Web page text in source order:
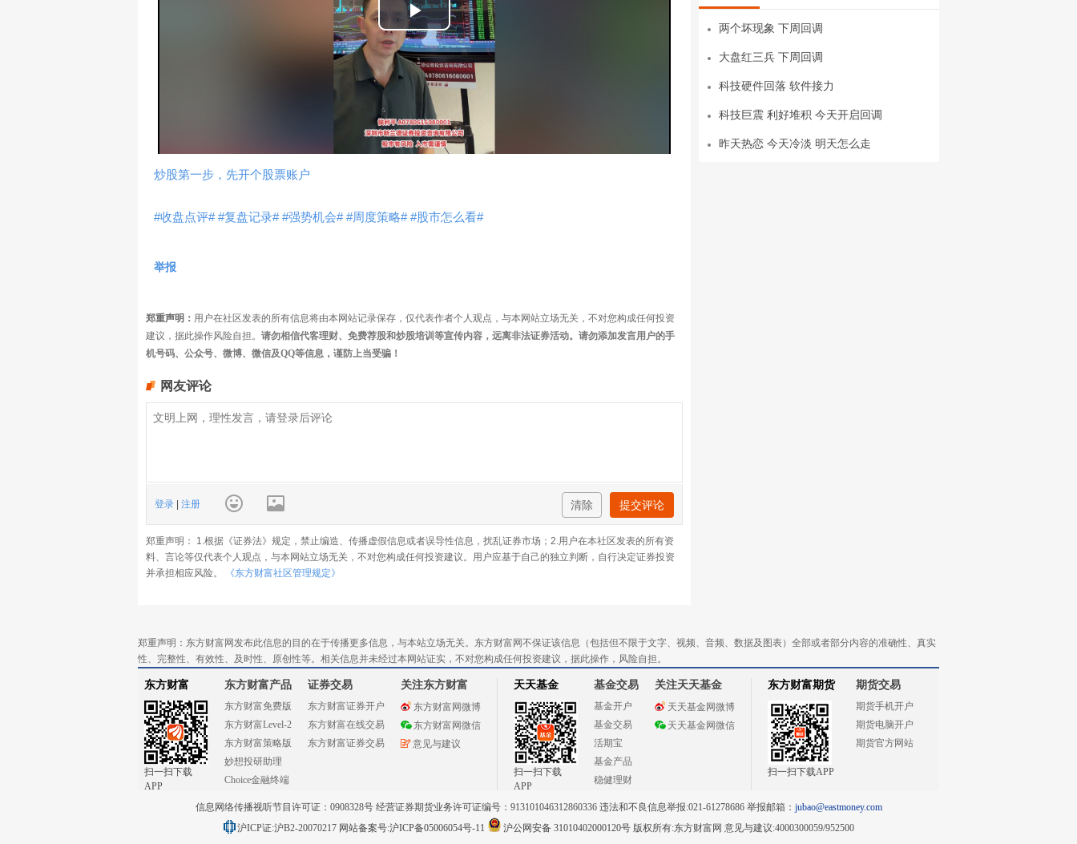
播
放
视
频
炒股第一步，先开个股票账户
#收盘点评# #复盘记录# #强势机会# #周度策略# #股市怎么看#
举报
郑重声明： 用户在社区发表的所有信息将由本网站记录保存，仅代表作者个人观点，与本网站立场无关，不对您构成任何投资
建议，据此操作风险自担。 请勿相信代客理财、免费荐股和炒股培训等宣传内容，远离非法证券活动。请勿添加发言用户的手
机号码、公众号、微博、微信及QQ等信息，谨防上当受骗！
网友评论
登录 注册 清除 提交评论
郑重声明： 1.根据《证券法》规定，禁止编造、传播虚假信息或者误导性信息，扰乱证券市场；2.用户在本社区发表的所有资
料、言论等仅代表个人观点，与本网站立场无关，不对您构成任何投资建议。用户应基于自己的独立判断，自行决定证券投资
并承担相应风险。
《东方财富社区管理规定》
两个坏现象 下周回调
大盘红三兵 下周回调
科技硬件回落 软件接力
科技巨震 利好堆积 今天开启回调
昨天热恋 今天冷淡 明天怎么走
郑重声明：东方财富网发布此信息的目的在于传播更多信息，与本站立场无关。东方财富网不保证该信息（包括但不限于文字、视频、音频、数据及图表）全部或者部分内容的准确性、真实
性、完整性、有效性、及时性、原创性等。相关信息并未经过本网站证实，不对您构成任何投资建议，据此操作，风险自担。
东方财富
扫一扫下载
APP
东方财富产品
东方财富免费版
东方财富Level-2
东方财富策略版
妙想投研助理
Choice金融终端
证券交易
东方财富证券开户
东方财富在线交易
东方财富证券交易
关注东方财富
东方财富网微博
东方财富网微信
意见与建议
天天基金
扫一扫下载
APP
基金交易
基金开户
基金交易
活期宝
基金产品
稳健理财
关注天天基金
天天基金网微博
天天基金网微信
东方财富期货
扫一扫下载APP
期货交易
期货手机开户
期货电脑开户
期货官方网站
信息网络传播视听节目许可证：0908328号 经营证券期货业务许可证编号：913101046312860336 违法和不良信息举报:021-61278686 举报邮箱： jubao@eastmoney.com
沪ICP证:沪B2-20070217 网站备案号:沪ICP备05006054号-11 沪公网安备 31010402000120号版权所有:东方财富网 意见与建议:4000300059/952500